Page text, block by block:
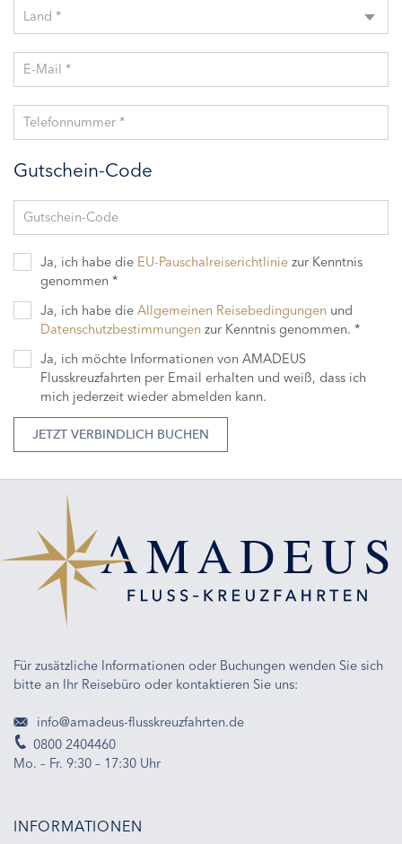
Land *
E-Mail *
Telefonnummer *
Gutschein-Code
Gutschein-Code
Ja, ich habe die EU-Pauschalreiserichtlinie zur Kenntnis
genommen *
Ja, ich habe die Allgemeinen Reisebedingungen und
Datenschutzbestimmungen zur Kenntnis genommen. *
Ja, ich möchte Informationen von AMADEUS
Flusskreuzfahrten per Email erhalten und weiß, dass ich
mich jederzeit wieder abmelden kann.
JETZT VERBINDLICH BUCHEN
Für zusätzliche Informationen oder Buchungen wenden Sie sich
bitte an Ihr Reisebüro oder kontaktieren Sie uns:
info@amadeus-flusskreuzfahrten.de
0800 2404460
Mo. – Fr. 9:30 – 17:30 Uhr
INFORMATIONEN